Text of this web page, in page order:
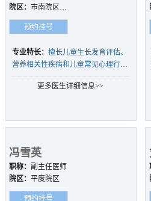
院区：市南院区、
西海岸院区、崂山
预约挂号
专业特长： 擅长儿童生长发育评估、
营养相关性疾病和儿童常见心理行为
偏离的诊治，尤其是高危儿营养管
理、微量营养素缺乏、营养不良、生
更多医生详细信息>>
冯雪英
职称： 副主任医师
院区：平度院区
预约挂号